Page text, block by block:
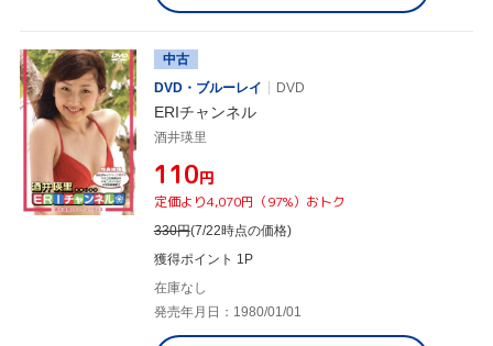
中古
DVD・ブルーレイ
DVD
ERIチャンネル
酒井瑛里
¥110円
定価より4,070円（97%）おトク
330円(7/22時点の価格)
獲得ポイント 1P
在庫なし
発売年月日：1980/01/01